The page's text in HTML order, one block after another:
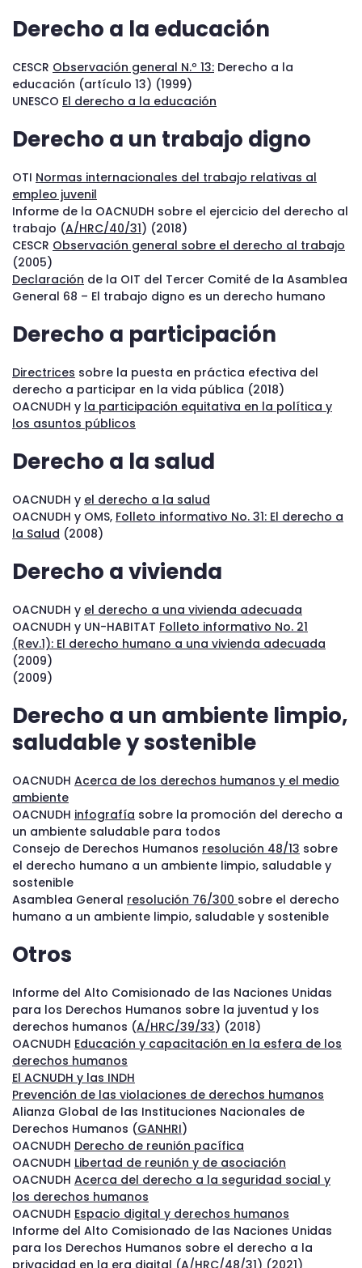
Derecho a la educación
CESCR Observación general N.º 13: Derecho a la
educación (artículo 13) (1999)
UNESCO El derecho a la educación
Derecho a un trabajo digno
OTI Normas internacionales del trabajo relativas al
empleo juvenil
Informe de la OACNUDH sobre el ejercicio del derecho al
trabajo (A/HRC/40/31) (2018)
CESCR Observación general sobre el derecho al trabajo
(2005)
Declaración de la OIT del Tercer Comité de la Asamblea
General 68 – El trabajo digno es un derecho humano
Derecho a participación
Directrices sobre la puesta en práctica efectiva del
derecho a participar en la vida pública (2018)
OACNUDH y la participación equitativa en la política y
los asuntos públicos
Derecho a la salud
OACNUDH y el derecho a la salud
OACNUDH y OMS, Folleto informativo No. 31: El derecho a
la Salud (2008)
Derecho a vivienda
OACNUDH y el derecho a una vivienda adecuada
OACNUDH y UN-HABITAT Folleto informativo No. 21
(Rev.1): El derecho humano a una vivienda adecuada
(2009)
(2009)
Derecho a un ambiente limpio,
saludable y sostenible
OACNUDH Acerca de los derechos humanos y el medio
ambiente
OACNUDH infografía sobre la promoción del derecho a
un ambiente saludable para todos
Consejo de Derechos Humanos resolución 48/13 sobre
el derecho humano a un ambiente limpio, saludable y
sostenible
Asamblea General resolución 76/300 sobre el derecho
humano a un ambiente limpio, saludable y sostenible
Otros
Informe del Alto Comisionado de las Naciones Unidas
para los Derechos Humanos sobre la juventud y los
derechos humanos (A/HRC/39/33) (2018)
OACNUDH Educación y capacitación en la esfera de los
derechos humanos
El ACNUDH y las INDH
Prevención de las violaciones de derechos humanos
Alianza Global de las Instituciones Nacionales de
Derechos Humanos (GANHRI)
OACNUDH Derecho de reunión pacífica
OACNUDH Libertad de reunión y de asociación
OACNUDH Acerca del derecho a la seguridad social y
los derechos humanos
OACNUDH Espacio digital y derechos humanos
Informe del Alto Comisionado de las Naciones Unidas
para los Derechos Humanos sobre el derecho a la
privacidad en la era digital (A/HRC/48/31) (2021)